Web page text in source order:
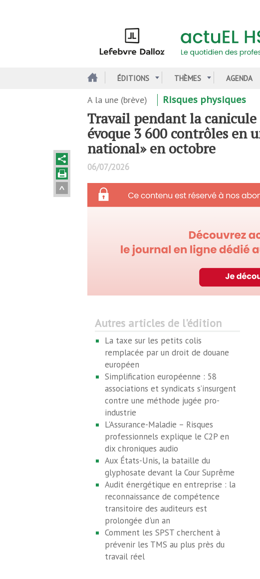
ÉDITIONS THÈMES AGENDA
A la une (brève) Risques physiques
Travail pendant la canicule
évoque 3 600 contrôles en
national» en octobre
06/07/2026
Autres articles de l'édition
La taxe sur les petits colis
remplacée par un droit de douane
européen
Simplification européenne : 58
associations et syndicats s’insurgent
contre une méthode jugée pro-
industrie
L'Assurance-Maladie – Risques
professionnels explique le C2P en
dix chroniques audio
Aux États-Unis, la bataille du
glyphosate devant la Cour Suprême
Audit énergétique en entreprise : la
reconnaissance de compétence
transitoire des auditeurs est
prolongée d'un an
Comment les SPST cherchent à
prévenir les TMS au plus près du
travail réel